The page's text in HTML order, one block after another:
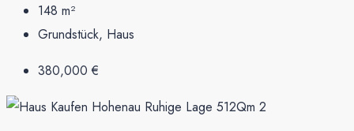
148 m²
Grundstück, Haus
380,000 €